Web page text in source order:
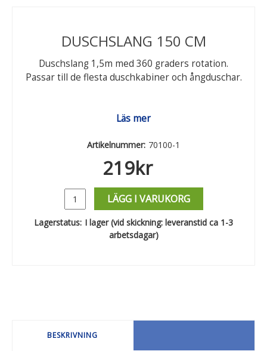
DUSCHSLANG 150 CM
Duschslang 1,5m med 360 graders rotation.
Passar till de flesta duschkabiner och ångduschar.
Läs mer
Artikelnummer: 70100-1
219kr
LÄGG I VARUKORG
Lagerstatus: I lager (vid skickning: leveranstid ca 1-3
arbetsdagar)
BESKRIVNING